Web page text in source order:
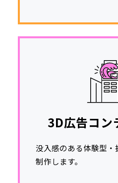
3D広告コン
没入感のある体験型・
制作します。